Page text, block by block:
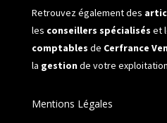
Retrouvez également des
les conseillers spécialisés et
comptables de Cerfrance
la gestionde votre
Mentions Légales